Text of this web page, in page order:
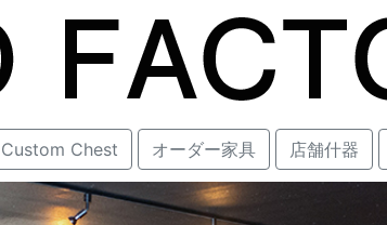
Custom Chest オーダー家具 店舗什器